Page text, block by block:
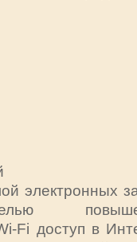
электронных
Fi доступ в